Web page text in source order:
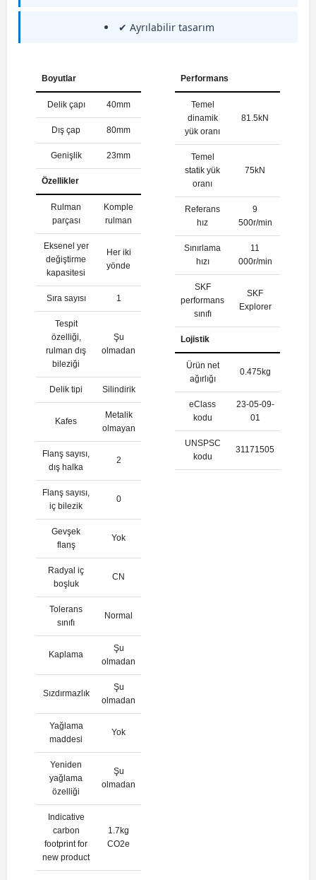
✔ Ayrılabilir tasarım
Boyutlar
Delik çapı 40mm
Dış çap 80mm
Genişlik 23mm
Özellikler
Rulman
parçası
Komple
rulman
Eksenel yer
değiştirme
kapasitesi
Her iki
yönde
Sıra sayısı 1
Tespit
özelliği,
rulman dış
bileziği
Şu
olmadan
Delik tipi Silindirik
Kafes
Metalik
olmayan
Flanş sayısı,
dış halka
2
Flanş sayısı,
iç bilezik
0
Gevşek
flanş
Yok
Radyal iç
boşluk
CN
Tolerans
sınıfı
Normal
Kaplama
Şu
olmadan
Sızdırmazlık
Şu
olmadan
Yağlama
maddesi
Yok
Yeniden
yağlama
özelliği
Şu
olmadan
Indicative
carbon
footprint for
new product
1.7kg
CO2e
Performans
Temel
dinamik
yük oranı
81.5kN
Temel
statik yük
oranı
75kN
Referans
hız
9
500r/min
Sınırlama
hızı
11
000r/min
SKF
performans
sınıfı
SKF
Explorer
Lojistik
Ürün net
ağırlığı
0.475kg
eClass
kodu
23-05-09-
01
UNSPSC
kodu
31171505